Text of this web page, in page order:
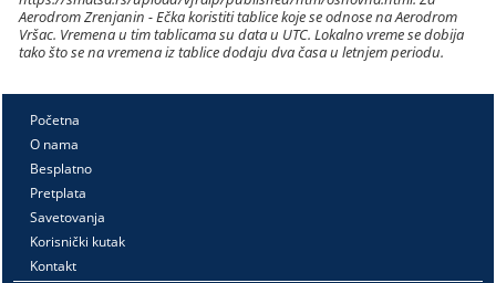
Aerodrom Zrenjanin - Ečka koristiti tablice koje se odnose na Aerodrom
Vršac. Vremena u tim tablicama su data u UTC. Lokalno vreme se dobija
tako što se na vremena iz tablice dodaju dva časa u letnjem periodu.
Početna
O nama
Besplatno
Pretplata
Savetovanja
Korisnički kutak
Kontakt